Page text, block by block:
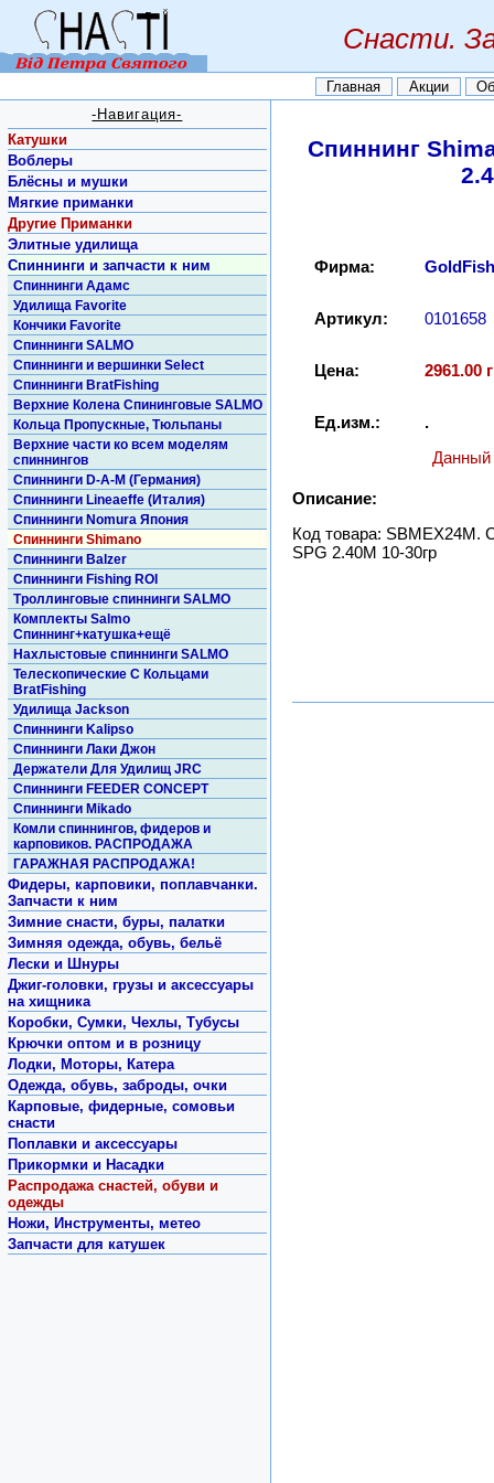
Снасти.
Главная Акции
Спиннинг
Фирма: GoldFish
Артикул: 0101658
Цена: 2961.00
Ед.изм.:
.
Данный
Описание:
Код товара: SBMEX24M.
SPG 2.40M 10-30гр
-Навигация-
Катушки
Воблеры
Блёсны и мушки
Мягкие приманки
Другие Приманки
Элитные удилища
Спиннинги и запчасти к ним
Спиннинги Адамс
Удилища Favorite
Кончики Favorite
Спиннинги SALMO
Спиннинги и вершинки Select
Спиннинги BratFishing
Верхние Колена Спининговые SALMO
Кольца Пропускные, Тюльпаны
Верхние части ко всем моделям
спиннингов
Спиннинги D-A-M (Германия)
Спиннинги Lineaeffe (Италия)
Спиннинги Nomura Япония
Спиннинги Shimano
Спиннинги Balzer
Спиннинги Fishing ROI
Троллинговые спиннинги SALMO
Комплекты Salmo
Спиннинг+катушка+ещё
Нахлыстовые спиннинги SALMO
Телескопические С Кольцами
BratFishing
Удилища Jackson
Спиннинги Kalipso
Спиннинги Лаки Джон
Держатели Для Удилищ JRC
Спиннинги FEEDER CONCEPT
Спиннинги Mikado
Комли спиннингов, фидеров и
карповиков. РАСПРОДАЖА
ГАРАЖНАЯ РАСПРОДАЖА!
Фидеры, карповики, поплавчанки.
Запчасти к ним
Зимние снасти, буры, палатки
Зимняя одежда, обувь, бельё
Лески и Шнуры
Джиг-головки, грузы и аксессуары
на хищника
Коробки, Сумки, Чехлы, Тубусы
Крючки оптом и в розницу
Лодки, Моторы, Катера
Одежда, обувь, заброды, очки
Карповые, фидерные, сомовьи
снасти
Поплавки и аксессуары
Прикормки и Насадки
Распродажа снастей, обуви и
одежды
Ножи, Инструменты, метео
Запчасти для катушек